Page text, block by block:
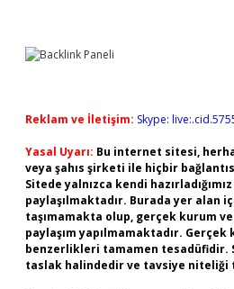
Reklam ve İletişim: Skype:
Yasal Uyarı: Bu internet sitesi,
veya şahıs şirketi ile hiçbir
Sitede yalnızca kendi
paylaşılmaktadır. Burada yer alan
taşımamakta olup, gerçek kurum
paylaşım yapılmamaktadır.
benzerlikleri tamamen tesadüfidir.
taslak halindedir ve tavsiye niteliği